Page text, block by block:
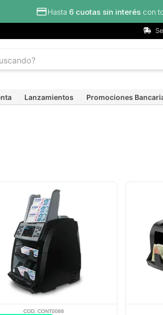
Hasta 6 cuotas sin interés con
Lanzamientos Promociones
COD. CONT0088